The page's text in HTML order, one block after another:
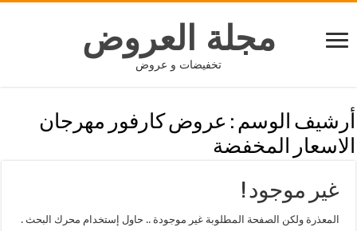
مجلة العروض
تخفيضات و عروض
أرشيف الوسم : عروض كارفور مهرجان
الاسعار المخفضة
غير موجود !
المعذرة ولكن الصفحة المطلوبة غير موجودة .. حاول إستخدام محرك البحث .